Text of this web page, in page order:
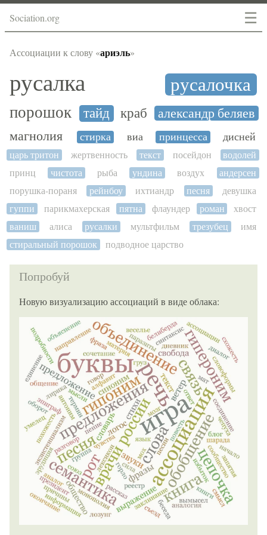
☰
Sociation.org
Ассоциации к слову «ариэль»
русалка русалочка
порошок тайд краб
александр беляев
магнолия
стирка виа принцесса дисней
царь тритон жертвенность текст посейдон
водолей
принц
чистота рыба ундина воздух
андерсен
порушка-пораня
рейнбоу ихтиандр песня
девушка
гуппи
парикмахерская пятна флаундер роман
хвост
ваниш
алиса русалки мультфильм трезубец
имя
стиральный порошок
подводное царство
Попробуй
Новую визуализацию ассоциаций в виде облака: